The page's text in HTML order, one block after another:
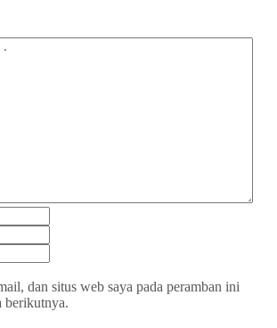
dan situs web saya pada peramban ini
berikutnya.